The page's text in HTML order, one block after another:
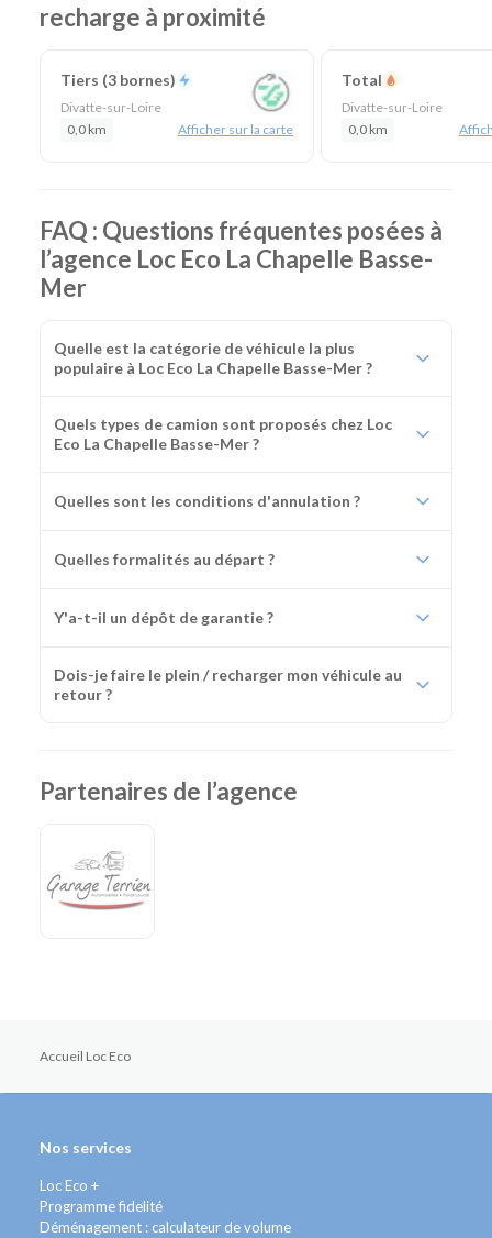
km de Nantes Gare & 29 km de Nantes Aéroport)
Catégories de voitures :Citadines Routières
Monospaces et Minibus
Cabriolets
Catégories d'utilitaires :Camions de déménagement
recharge à proximité
Tiers (3 bornes)
Divatte-sur-Loire
0,0 km
Afficher sur la carte
Total
Divatte-sur-Loire
0,0 km
FAQ : Questions fréquentes posées à
l’agence Loc Eco La Chapelle Basse-
Mer
Quelle est la catégorie de véhicule la plus
populaire à Loc Eco La Chapelle Basse-Mer ?
Quels types de camion sont proposés chez Loc
Eco La Chapelle Basse-Mer ?
Quelles sont les conditions d'annulation ?
Quelles formalités au départ ?
Y'a-t-il un dépôt de garantie ?
Dois-je faire le plein / recharger mon véhicule au
retour ?
Partenaires de l’agence
Accueil Loc Eco
Nos services
Loc Eco +
Programme fidelité
Déménagement : calculateur de volume